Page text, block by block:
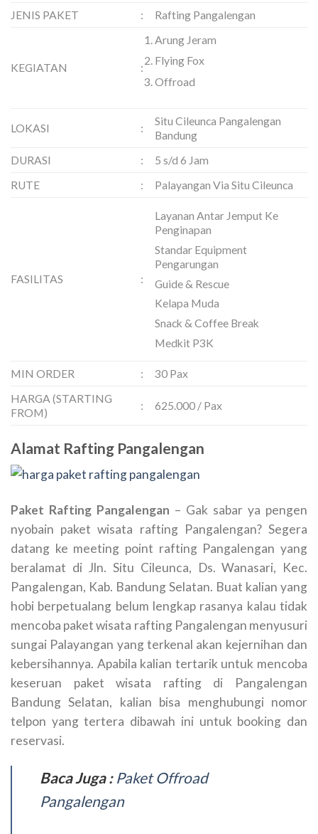
JENIS PAKET
: Rafting Pangalengan
KEGIATAN :
Arung Jeram
Flying Fox
Offroad
LOKASI :
Situ Cileunca Pangalengan
Bandung
DURASI
:
5 s/d 6 Jam
RUTE
: Palayangan Via Situ Cileunca
FASILITAS :
Layanan Antar Jemput Ke
Penginapan
Standar Equipment
Pengarungan
Guide & Rescue
Kelapa Muda
Snack & Coffee Break
Medkit P3K
MIN ORDER :
30 Pax
HARGA (STARTING
FROM)
: 625.000 / Pax
Alamat Rafting Pangalengan
Paket Rafting Pangalengan – Gak sabar ya pengen
nyobain paket wisata rafting Pangalengan? Segera
datang ke meeting point rafting Pangalengan yang
beralamat di Jln. Situ Cileunca, Ds. Wanasari, Kec.
Pangalengan, Kab. Bandung Selatan. Buat kalian yang
hobi berpetualang belum lengkap rasanya kalau tidak
mencoba paket wisata rafting Pangalengan menyusuri
sungai Palayangan yang terkenal akan kejernihan dan
kebersihannya. Apabila kalian tertarik untuk mencoba
keseruan paket wisata rafting di Pangalengan
Bandung Selatan, kalian bisa menghubungi nomor
telpon yang tertera dibawah ini untuk booking dan
reservasi.
Baca Juga : Paket Offroad
Pangalengan